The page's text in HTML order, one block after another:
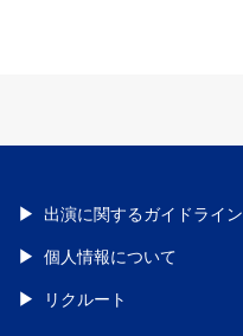
出演に関するガイドライン
個人情報について
リクルート